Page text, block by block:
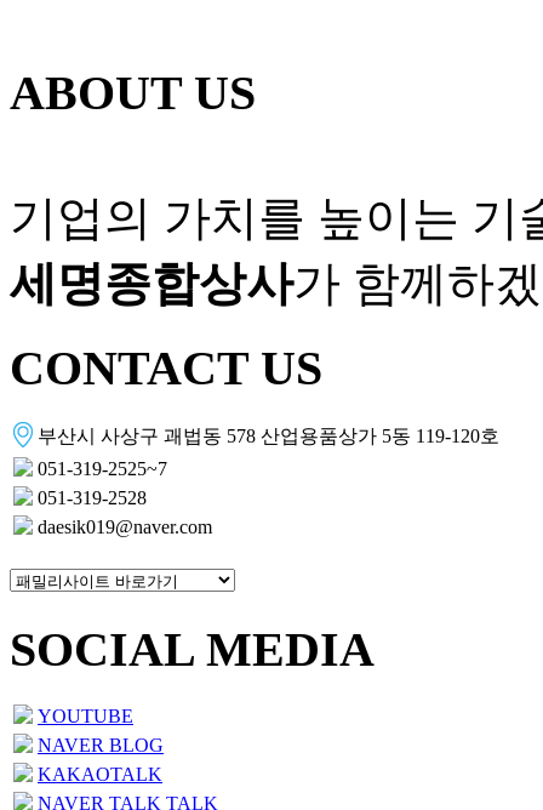
ABOUT US
기업의 가치를 높이는 기
세명종합상사가 함께하
CONTACT US
부산시 사상구 괘법동 578 산업용품상가 5동 119-120호
051-319-2525~7
051-319-2528
daesik019@naver.com
SOCIAL MEDIA
YOUTUBE
NAVER BLOG
KAKAOTALK
NAVER TALK TALK